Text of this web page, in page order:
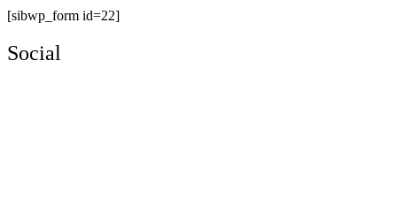
[sibwp_form id=22]
Social